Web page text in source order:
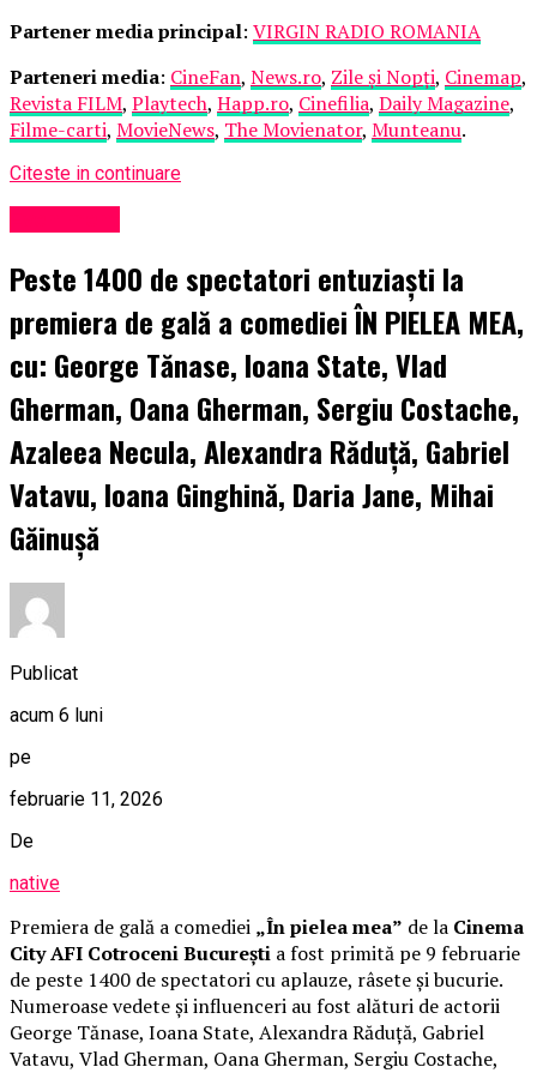
Partener media principal: VIRGIN RADIO ROMANIA
Parteneri media: CineFan, News.ro, Zile și Nopți, Cinemap,
Revista FILM, Playtech, Happ.ro, Cinefilia, Daily Magazine,
Filme-carti, MovieNews, The Movienator, Munteanu.
Citeste in continuare
Peste 1400 de spectatori entuziaști la
premiera de gală a comediei ÎN PIELEA MEA,
cu: George Tănase, Ioana State, Vlad
Gherman, Oana Gherman, Sergiu Costache,
Azaleea Necula, Alexandra Răduță, Gabriel
Vatavu, Ioana Ginghină, Daria Jane, Mihai
Găinușă
Publicat
acum 6 luni
pe
februarie 11, 2026
De
native
Premiera de gală a comediei „În pielea mea” de la Cinema
City AFI Cotroceni București a fost primită pe 9 februarie
de peste 1400 de spectatori cu aplauze, râsete și bucurie.
Numeroase vedete și influenceri au fost alături de actorii
George Tănase, Ioana State, Alexandra Răduță, Gabriel
Vatavu, Vlad Gherman, Oana Gherman, Sergiu Costache,